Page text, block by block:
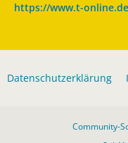
https://www.t-
Datenschutzerklärung
Community-